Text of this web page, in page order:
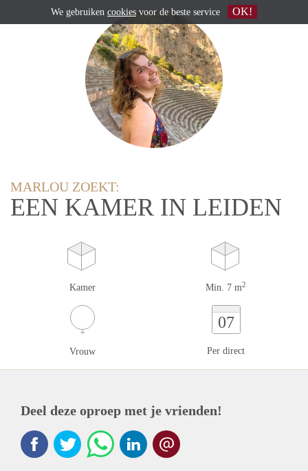
MARLOU ZOEKT:
EEN KAMER IN LEIDEN
Kamer Min. 7 m2
Vrouw
07
Per direct
Deel deze oproep met je vrienden!
We gebruiken cookies voor de beste service OK!